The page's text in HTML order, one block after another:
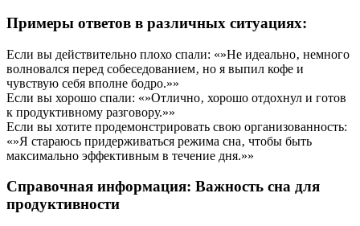
Примеры ответов в различных ситуациях:
Если вы действительно плохо спали: «»Не идеально‚ немного
волновался перед собеседованием‚ но я выпил кофе и
чувствую себя вполне бодро.»»
Если вы хорошо спали: «»Отлично‚ хорошо отдохнул и готов
к продуктивному разговору.»»
Если вы хотите продемонстрировать свою организованность:
«»Я стараюсь придерживаться режима сна‚ чтобы быть
максимально эффективным в течение дня.»»
Справочная информация: Важность сна для
продуктивности